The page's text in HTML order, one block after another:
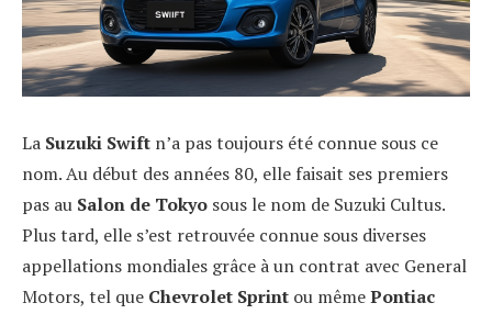
La Suzuki Swift n’a pas toujours été connue sous ce
nom. Au début des années 80, elle faisait ses premiers
pas au Salon de Tokyo sous le nom de Suzuki Cultus.
Plus tard, elle s’est retrouvée connue sous diverses
appellations mondiales grâce à un contrat avec General
Motors, tel que Chevrolet Sprint ou mêmePontiac